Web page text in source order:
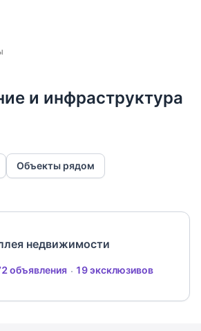
фитнес клуб FitnessOne.
ближайшего
школа и детский сад,
фитнес студия и банный
и инфраструктура
Объекты рядом
недвижимости
объявления 19 эксклюзивов